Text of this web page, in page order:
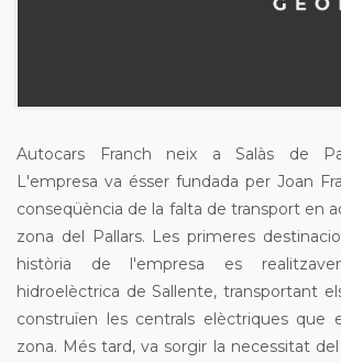
Autocars Franch neix a Salàs de
L'empresa va ésser fundada per Joan
conseqüència de la falta de transport en
zona del Pallars. Les primeres
història de l'empresa es
hidroelèctrica de Sallente, transportant
construïen les centrals elèctriques que
zona. Més tard, va sorgir la necessitat